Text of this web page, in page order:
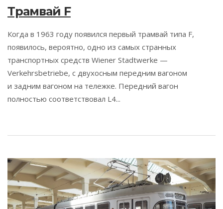
Трамвай F
Когда в 1963 году появился первый трамвай типа F,
появилось, вероятно, одно из самых странных
транспортных средств Wiener Stadtwerke —
Verkehrsbetriebe, с двухосным передним вагоном
и задним вагоном на тележке. Передний вагон
полностью соответствовал L4...